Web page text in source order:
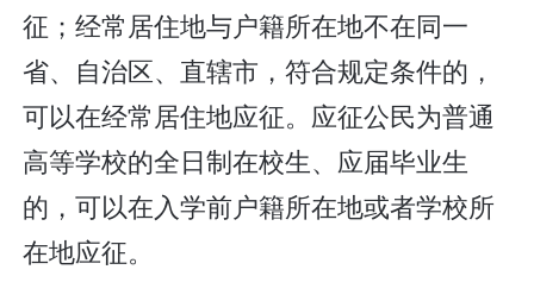
征；经常居住地与户籍所在地不在同一
省、自治区、直辖市，符合规定条件的，
可以在经常居住地应征。应征公民为普通
高等学校的全日制在校生、应届毕业生
的，可以在入学前户籍所在地或者学校所
在地应征。